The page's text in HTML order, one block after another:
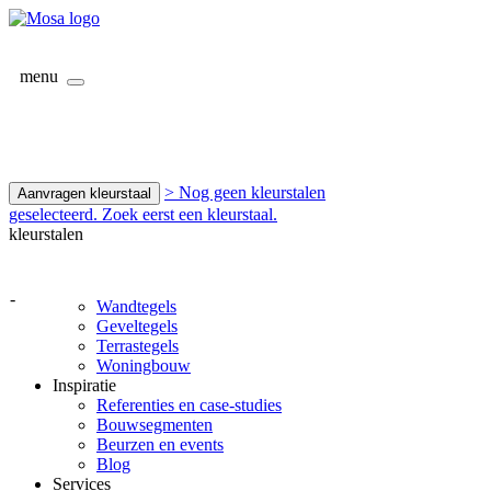
menu
Aanvragen kleurstaal
> Nog geen kleurstalen
geselecteerd. Zoek eerst een kleurstaal.
kleurstalen
-
Wandtegels
Geveltegels
Terrastegels
Woningbouw
Inspiratie
Referenties en case-studies
Bouwsegmenten
Beurzen en events
Blog
Services